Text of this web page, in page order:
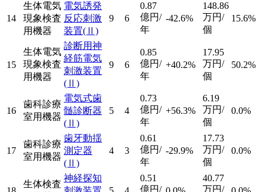
14
生体電気
現象検査
用機器
電気誘発
反応刺激
装置(Ⅱ)
9 6
0.87
億円/
年
-42.6%
148.86
万円/
個
15.6%
15
生体電気
現象検査
用機器
診断用神
経筋電気
刺激装置
(Ⅱ)
9 6
0.85
億円/
年
+40.2%
17.95
万円/
個
50.2%
16
歯科診療
室用機器
電気式歯
髄診断器
(Ⅱ)
5 4
0.73
億円/
年
+56.3%
6.19
万円/
個
0.0%
17
歯科診療
室用機器
歯牙動揺
測定器
(Ⅱ)
4 3
0.61
億円/
年
-29.9%
17.73
万円/
個
0.0%
生体検査
神経探知
0.51
億円/
40.77
万円/